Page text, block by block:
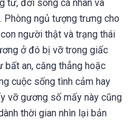
tư, đời sống cá nhân và
Phòng ngủ tượng trưng cho
người thật và trạng thái
ở đó bị vỡ trong giấc
bất an, căng thẳng hoặc
cuộc sống tình cảm hay
vỡ gương số mấy này cũng
thời gian nhìn lại bản